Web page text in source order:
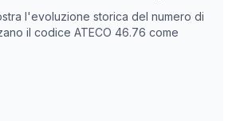
l'evoluzione storica del numero di
il codice ATECO 46.76 come
9